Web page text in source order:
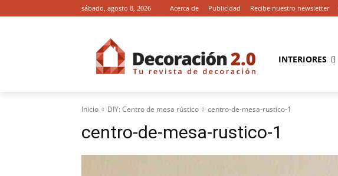
sábado, agosto 8, 2026 Acerca de Publicidad Recibe nuestro newsletter
INTERIORES
Inicio DIY: Centro de mesa rústico centro-de-mesa-rustico-1
centro-de-mesa-rustico-1